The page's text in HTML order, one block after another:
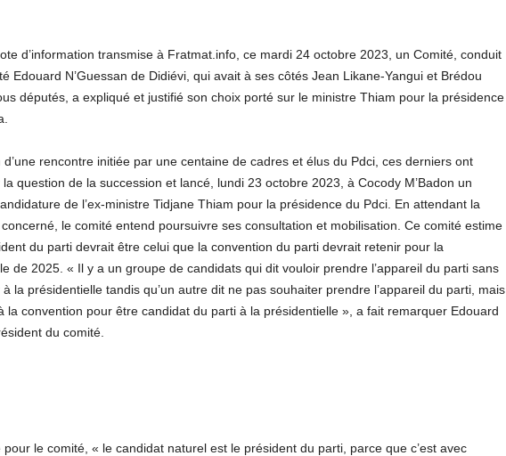
d’information transmise à Fratmat.info, ce mardi 24 octobre 2023, un Comité, conduit
Edouard N’Guessan de Didiévi, qui avait à ses côtés Jean Likane-Yangui et Brédou
députés, a expliqué et justifié son choix porté sur le ministre Thiam pour la présidence
d’une rencontre initiée par une centaine de cadres et élus du Pdci, ces derniers ont
question de la succession et lancé, lundi 23 octobre 2023, à Cocody M’Badon un
de l’ex-ministre Tidjane Thiam pour la présidence du Pdci. En attendant la
le comité entend poursuivre ses consultation et mobilisation. Ce comité estime
du parti devrait être celui que la convention du parti devrait retenir pour la
de 2025. « Il y a un groupe de candidats qui dit vouloir prendre l’appareil du parti sans
la présidentielle tandis qu’un autre dit ne pas souhaiter prendre l’appareil du parti, mais
la convention pour être candidat du parti à la présidentielle », a fait remarquer Edouard
du comité.
pour le comité, « le candidat naturel est le président du parti, parce que c’est avec